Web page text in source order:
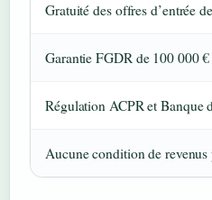
Gratuité des offres d’entrée
Garantie FGDR de 100 000
Régulation ACPR et Banque
Aucune condition de